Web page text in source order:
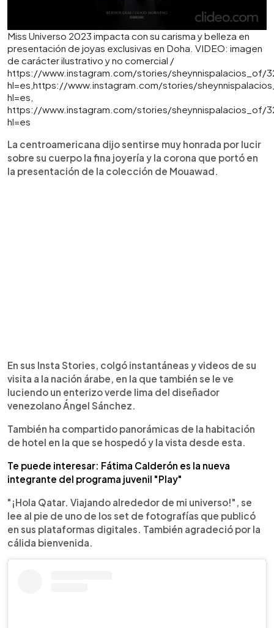
Miss Universo 2023 impacta con su carisma y belleza en
presentación de joyas exclusivas en Doha. VIDEO: imagen
de carácter ilustrativo y no comercial /
https://www.instagram.com/stories/sheynnispalacios_of/
hl=es,https://www.instagram.com/stories/
hl=es,
https://www.instagram.com/stories/sheynnispalacios_of/
hl=es
La centroamericana dijo sentirse muy honrada por lucir
sobre su cuerpo la fina joyería y la corona que portó en
la presentación de la colección de Mouawad.
En sus Insta Stories, colgó instantáneas y videos de su
visita a la nación árabe, en la que también se le ve
luciendo un enterizo verde lima del diseñador
venezolano Ángel Sánchez.
También ha compartido panorámicas de la habitación
de hotel en la que se hospedó y la vista desde esta.
Te puede interesar: Fátima Calderón es la nueva
integrante del programa juvenil "Play"
"¡Hola Qatar. Viajando alrededor de mi universo!", se
lee al pie de uno de los set de fotografías que publicó
en sus plataformas digitales. También agradeció por la
cálida bienvenida.